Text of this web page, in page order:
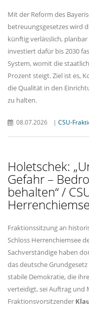
Mit der Reform des
betreuungsgesetzes wird
künftig verlässlich,
investiert dafür bis 2030
System, womit die
Prozent steigt. Ziel ist es,
die Qualität in den
zu halten.
08.07.2026 | CSU-
Holetschek:
Gefahr –
behalten“ /
Fraktionssitzung an
Schloss Herrenchiemsee
Sachverständige haben
das deutsche
stabile Demokratie, die
verteidigt, sei Auftrag und
Fraktionsvorsitzender